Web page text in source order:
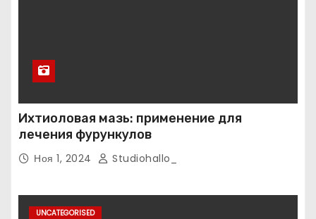
Ихтиоловая мазь: применение для
лечения фурункулов
Ноя 1, 2024 Studiohallo_
UNCATEGORISED